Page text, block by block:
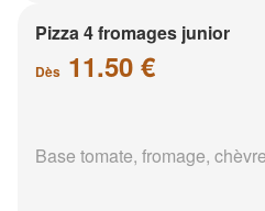
Pizza 4 fromages junior
Dès 11.50 €
Base tomate, fromage,